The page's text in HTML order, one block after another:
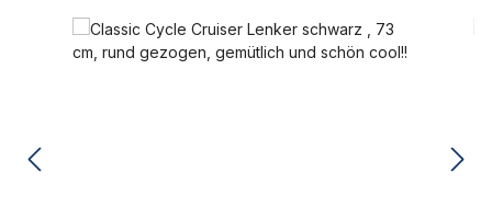
Bildergalerie überspringen